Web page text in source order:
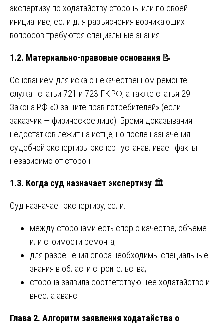
экспертизу по ходатайству стороны или по своей
инициативе, если для разъяснения возникающих
вопросов требуются специальные знания.
1.2. Материально-правовые основания 📝
Основанием для иска о некачественном ремонте
служат статьи 721 и 723 ГК РФ, а также статья 29
Закона РФ «О защите прав потребителей» (если
заказчик — физическое лицо). Бремя доказывания
недостатков лежит на истце, но после назначения
судебной экспертизы эксперт устанавливает факты
независимо от сторон.
1.3. Когда суд назначает экспертизу 🏛️
Суд назначает экспертизу, если:
между сторонами есть спор о качестве, объёме
или стоимости ремонта;
для разрешения спора необходимы специальные
знания в области строительства;
сторона заявила соответствующее ходатайство и
внесла аванс.
Глава 2. Алгоритм заявления ходатайства о